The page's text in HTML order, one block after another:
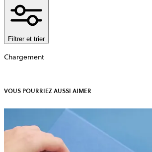
Filtrer et trier
Chargement
VOUS POURRIEZ AUSSI AIMER